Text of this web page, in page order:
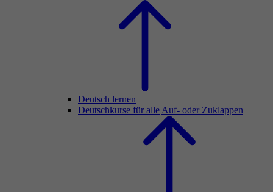
Deutsch lernen
Deutschkurse für alle Auf- oder Zuklappen